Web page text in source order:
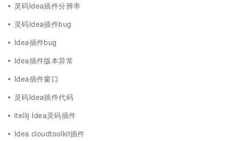
灵码Idea插件分辨率
灵码Idea插件bug
Idea插件bug
Idea插件版本异常
Idea插件窗口
灵码Idea插件代码
itellij Idea灵码插件
Idea cloudtoolkit插件